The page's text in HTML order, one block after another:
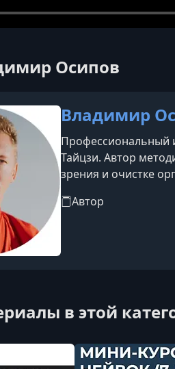
Осипов
Владимир
Профессиональный
Тайцзи. Автор
зрения и очистке
2007 по 2011 год. С
Автор
в этой